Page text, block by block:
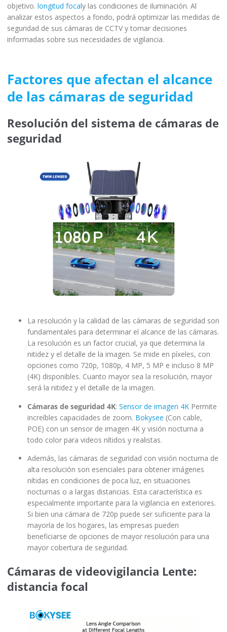
objetivo. longitud focaly las condiciones de iluminación. Al
analizar estos aspectos a fondo, podrá optimizar las medidas de
seguridad de sus cámaras de CCTV y tomar decisiones
informadas sobre sus necesidades de vigilancia.
Factores que afectan el alcance
de las cámaras de seguridad
Resolución del sistema de cámaras de
seguridad
La resolución y la calidad de las cámaras de seguridad son
fundamentales para determinar el alcance de las cámaras.
La resolución es un factor crucial, ya que determina la
nitidez y el detalle de la imagen. Se mide en píxeles, con
opciones como 720p, 1080p, 4 MP, 5 MP e incluso 8 MP
(4K) disponibles. Cuanto mayor sea la resolución, mayor
será la nitidez y el detalle de la imagen.
Cámaras de seguridad 4K: Sensor de imagen 4K Permite
increíbles capacidades de zoom. Bokysee (Con cable,
POE) con un sensor de imagen 4K y visión nocturna a
todo color para videos nítidos y realistas.
Además, las cámaras de seguridad con visión nocturna de
alta resolución son esenciales para obtener imágenes
nítidas en condiciones de poca luz, en situaciones
nocturnas o a largas distancias. Esta característica es
especialmente importante para la vigilancia en exteriores.
Si bien una cámara de 720p puede ser suficiente para la
mayoría de los hogares, las empresas pueden
beneficiarse de opciones de mayor resolución para una
mayor cobertura de seguridad.
Cámaras de videovigilancia Lente:
distancia focal